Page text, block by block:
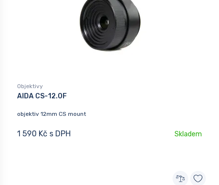
Objektivy
AIDA CS-12.0F
objektiv 12mm CS mount
1 590 Kč s DPH Skladem